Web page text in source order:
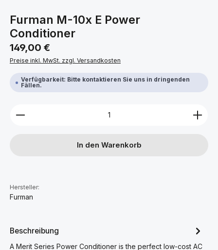
Furman M-10x E Power
Conditioner
Regulärer Preis:
149,00 €
Preise inkl. MwSt. zzgl. Versandkosten
Verfügbarkeit: Bitte kontaktieren Sie uns in dringenden
Fällen.
Produkt Anzahl: Gib den gewünschten Wert ein
In den Warenkorb
Hersteller:
Furman
Beschreibung
A Merit Series Power Conditioner is the perfect low-cost AC